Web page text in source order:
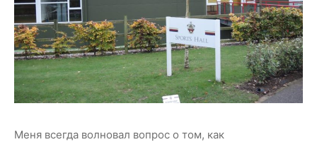
Меня всегда волновал вопрос о том, как